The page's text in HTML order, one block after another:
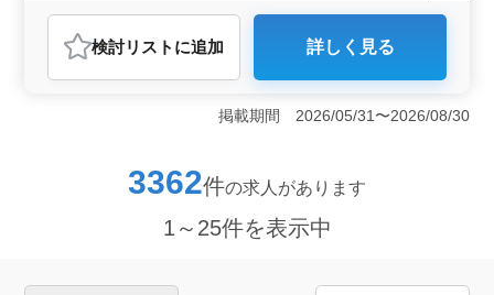
件・待遇相談して下さい。若いスタッフが経
験者の力を必要としています！ 年齢ではな
く経験のあるベテラン層を求めております。
ぜひご応募下さい！
おすすめポイント
＜中高年活躍中の会計事務所＞ 経験者優遇で、中高年
層が活躍する事務所です。50歳以上も積極採用中で、ベ
テランの経験を求めています。 ＜充実の労働条件
＞ 駅徒歩2分の好立地、週休2日制。 働きやすい環境
＞ 年収320万〜500万円。通勤手当実費支給、、社会保
険完備など、福利厚生面も充実し、安心して働ける待遇
検討リスト に追加 詳しく見る
掲載期間 2026/05/31〜2026/08/30
3362件の求人があります
1～25件を表示中